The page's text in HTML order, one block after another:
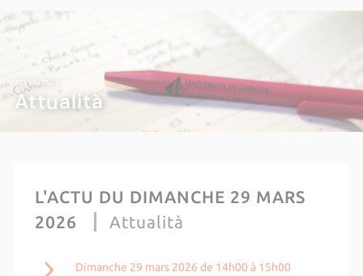
ATTUALITÀ |
Attualità
L'ACTU DU DIMANCHE 29 MARS
2026
Attualità
Dimanche 29 mars 2026 de 14h00 à 15h00